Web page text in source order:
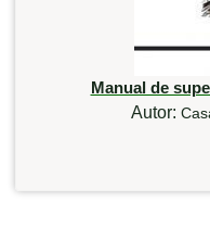
Manual de
Autor: